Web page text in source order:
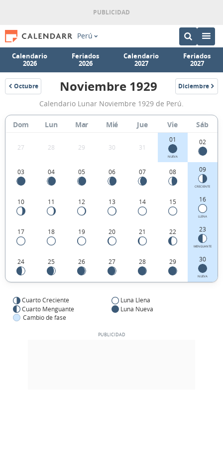
Perú
Calendario
2026
Feriados
2026
Calendario
2027
Feriados
2027
Octubre
1929
Calendario
Lunar
Noviembre
Perú.
Noviembre 1929 Diciembre
1929
Calendario Lunar Noviembre 1929 de Perú.
Dom Lun Mar Mié Jue Vie Sáb
27 28 29 30 31
01
NUEVA
02
03 04 05 06 07 08 09
CRECIENTE
10 11 12 13 14 15 16
LLENA
17 18 19 20 21 22 23
MENGUANTE
24 25 26 27 28 29 30
NUEVA
Cuarto Creciente
Luna Llena
Cuarto Menguante
Luna Nueva
Cambio de fase